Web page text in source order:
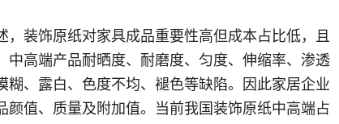
，装饰原纸对家具成品重要性高但成本占比低，且
中高端产品耐晒度、耐磨度、匀度、伸缩率、渗透
糊、露白、色度不均、褪色等缺陷。因此家居企业
颜值、质量及附加值。当前我国装饰原纸中高端占